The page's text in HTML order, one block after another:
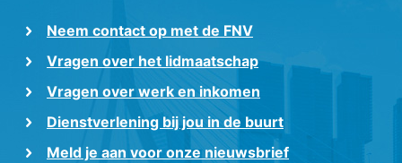
Neem contact op met de FNV
Vragen over het lidmaatschap
Vragen over werk en inkomen
Dienstverlening bij jou in de buurt
Meld je aan voor onze nieuwsbrief